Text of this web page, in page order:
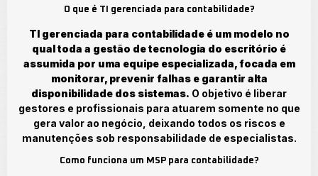
O que é TI gerenciada para contabilidade?
TI gerenciada para contabilidade é um modelo no
qual toda a gestão de tecnologia do escritório é
assumida por uma equipe especializada, focada em
monitorar, prevenir falhas e garantir alta
disponibilidade dos sistemas. O objetivo é liberar
gestores e profissionais para atuarem somente no que
gera valor ao negócio, deixando todos os riscos e
manutenções sob responsabilidade de especialistas.
Como funciona um MSP para contabilidade?